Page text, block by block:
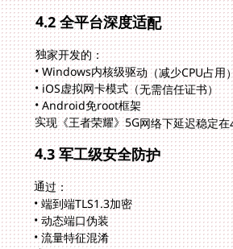
4.2 全平台深度适配
独家开发的：
• Windows内核级驱动（减少CPU占用
• iOS虚拟网卡模式（无需信任证书）
• Android免root框架
实现《王者荣耀》5G网络下延迟稳定
4.3 军工级安全防护
通过：
• 端到端TLS1.3加密
• 动态端口伪装
• 流量特征混淆